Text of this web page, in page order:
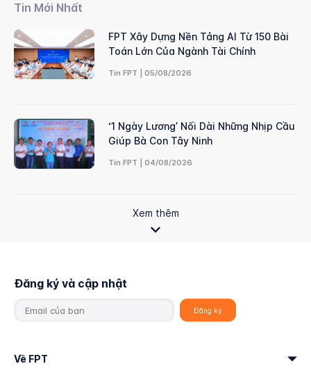
Tin Mới Nhất
FPT Xây Dựng Nền Tảng AI Từ 150 Bài
Toán Lớn Của Ngành Tài Chính
Tin FPT | 05/08/2026
‘1 Ngày Lương’ Nối Dài Những Nhịp Cầu
Giúp Bà Con Tây Ninh
Tin FPT | 04/08/2026
Xem thêm
Đăng ký và cập nhật
Về FPT